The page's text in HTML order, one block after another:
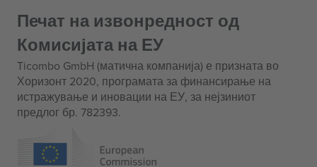
Печат на извонредност од
Комисијата на ЕУ
Ticombo GmbH (матична компанија) е призната во
Хоризонт 2020, програмата за финансирање на
истражување и иновации на ЕУ, за нејзиниот
предлог бр. 782393.